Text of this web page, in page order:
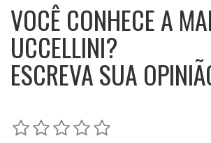
VOCÊ CONHECE A
UCCELLINI?
ESCREVA SUA